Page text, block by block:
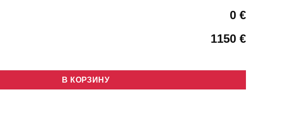
0 €
1150 €
Fairy Nordic NF21-71DCL
В КОРЗИНУ